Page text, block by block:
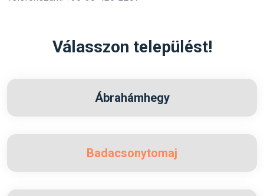
Válasszon települést!
Ábrahámhegy
Badacsonytomaj